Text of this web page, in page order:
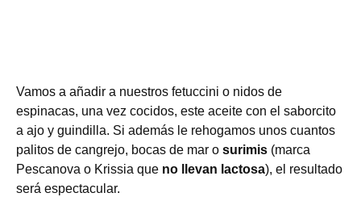
Vamos a añadir a nuestros fetuccini o nidos de
espinacas, una vez cocidos, este aceite con el saborcito
a ajo y guindilla. Si además le rehogamos unos cuantos
palitos de cangrejo, bocas de mar o surimis (marca
Pescanova o Krissia que no llevan lactosa), el resultado
será espectacular.